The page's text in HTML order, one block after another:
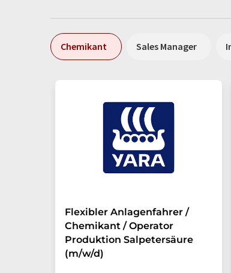
Chemikant Sales Manager
Flexibler Anlagenfahrer /
Chemikant / Operator
Produktion Salpetersäure
(m/w/d)